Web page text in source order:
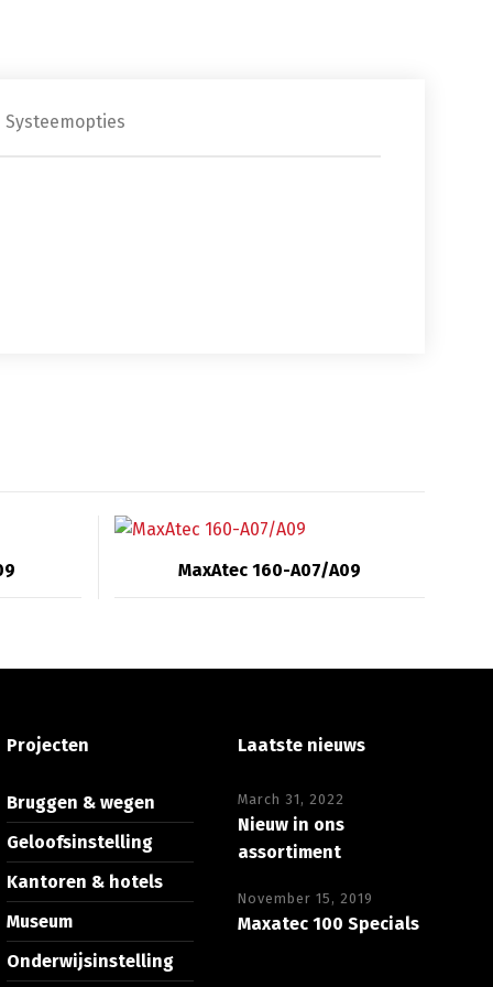
Systeemopties
MaxAtec 160-A07/A09
Projecten
Bruggen & wegen
Geloofsinstelling
Kantoren & hotels
Museum
Onderwijsinstelling
Laatste nieuws
March 31, 2022
Nieuw in ons
assortiment
November 15, 2019
Maxatec 100 Specials